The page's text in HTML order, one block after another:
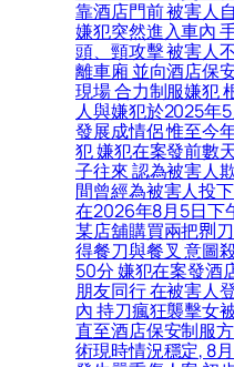
靠酒店門前 被害人
嫌犯突然進入車內
頭、頸攻擊 被害人
離車廂 並向酒店保
現場 合力制服嫌犯
人與嫌犯於2025年
發展成情侶 惟至今
犯 嫌犯在案發前數
子往來 認為被害人
間曾經為被害人投
在2026年8月5日下
某店舖購買兩把𠝹
得餐刀與餐叉 意圖
50分 嫌犯在案發酒
朋友同行 在被害人
內 持刀瘋狂襲擊女
直至酒店保安制服
術現時情況穩定, 8